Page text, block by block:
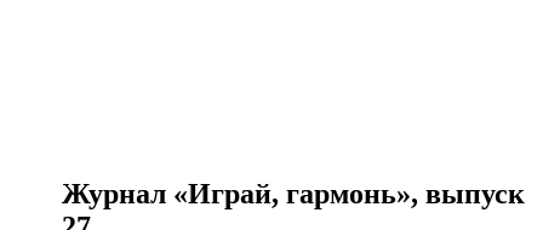
Журнал «Играй, гармонь», выпуск